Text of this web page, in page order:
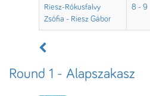
Riesz-Rókusfalvy
Zsófia - Riesz Gábor
8 - 9
Round 1 - Alapszakasz